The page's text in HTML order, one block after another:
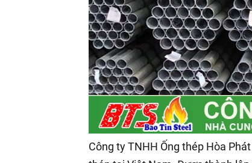
Công ty TNHH Ống thép Hòa